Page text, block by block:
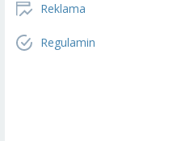
Reklama
Regulamin